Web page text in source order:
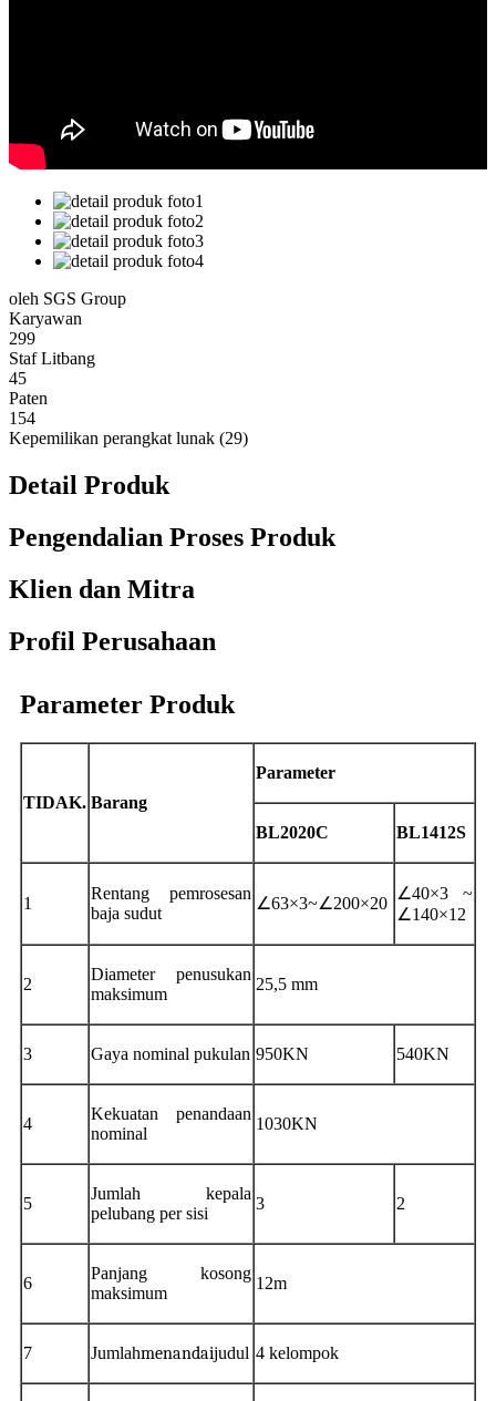
oleh SGS Group
Karyawan
299
Staf Litbang
45
Paten
154
Kepemilikan perangkat lunak (29)
Detail Produk
Pengendalian Proses Produk
Klien dan Mitra
Profil Perusahaan
Parameter Produk
TIDAK. Barang
Parameter
BL2020C BL1412S
1
Rentang pemrosesan
baja sudut
∠63×3~∠200×20
∠40×3 ~
∠140×12
2
Diameter penusukan
maksimum
25,5 mm
3 Gaya nominal pukulan 950KN 540KN
4
Kekuatan penandaan
nominal
1030KN
5
Jumlah kepala
pelubang per sisi
3 2
6
Panjang kosong
maksimum
12m
7 Jumlahmenandaijudul 4 kelompok